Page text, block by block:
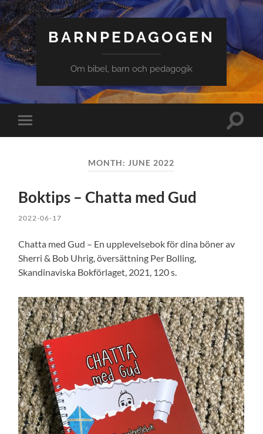
BARNPEDAGOGEN
Om bibel, barn och pedagogik
på/av
Slå
MONTH: JUNE 2022
Boktips – Chatta med Gud
2022-06-17
Chatta med Gud – En upplevelsebok för dina böner av
Sherri & Bob Uhrig, översättning Per Bolling,
Skandinaviska Bokförlaget, 2021, 120 s.